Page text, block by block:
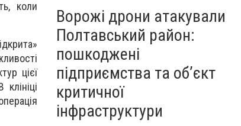
коли
цієї
Ворожі дрони атакували
Полтавський район:
пошкоджені
підприємства та об’єкт
критичної
інфраструктури